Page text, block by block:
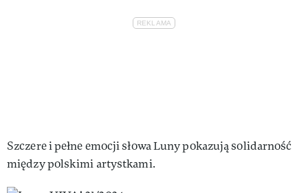
Szczere i pełne emocji słowa Luny pokazują solidarność
między polskimi artystkami.